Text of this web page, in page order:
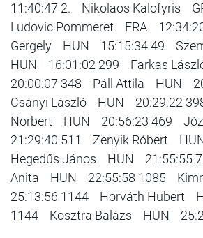
11:40:47 2. Nikolaos Kalofyris
Ludovic Pommeret FRA
Gergely HUN 15:15:34 49
HUN 16:01:02 299 Farkas
20:00:07 348 Páll Attila HUN
Csányi László HUN 20:29:22
Norbert HUN 20:56:23 469
21:29:40 511 Zenyik Róbert
Hegedűs János HUN 21:55:55
Anita HUN 22:55:58 1085
25:13:56 1144 Horváth Hubert
1144 Kosztra Balázs HUN